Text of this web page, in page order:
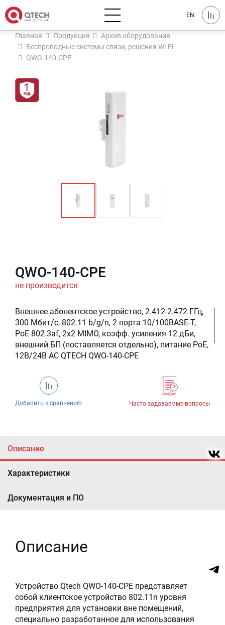
EN
Главная Продукция
Архив оборудования
Беспроводные системы связи, решения Wi-Fi
QWO-140-CPE
QWO-140-CPE
не производится
Внешнее абонентское устройство, 2.412-2.472 ГГц,
300 Мбит/c, 802.11 b/g/n, 2 порта 10/100BASE-T,
PoE 802.3af, 2x2 MIMO, коэфф. усиления 12 дБи,
внешний БП (поставляется отдельно), питание PoE,
12В/24В AC QTECH QWO-140-CPE
Добавить к сравнению Часто задаваемые вопросы
Описание
Характеристики
Документация и ПО
Описание
Устройство Qtech QWO-140-CPE представляет
собой клиентское устройство 802.11n уровня
предприятия для установки вне помещений,
специально разработанное для использования